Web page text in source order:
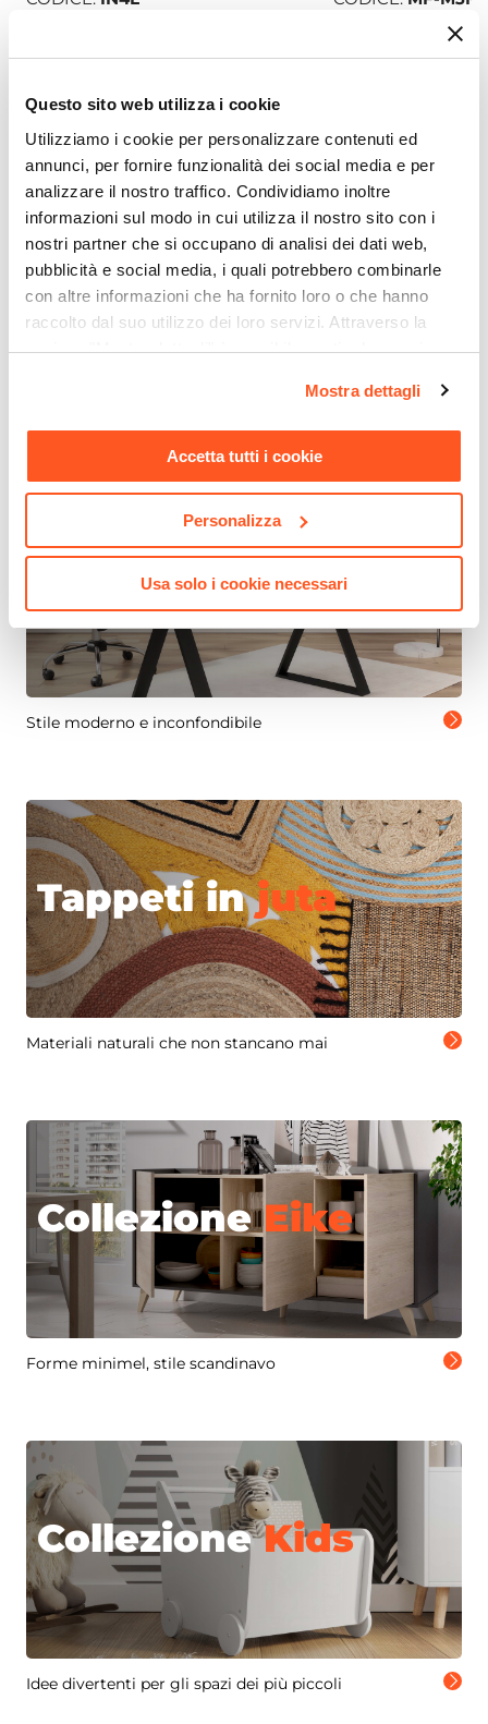
Questo sito web utilizza i cookie
Utilizziamo i cookie per personalizzare contenuti ed
annunci, per fornire funzionalità dei social media e per
analizzare il nostro traffico. Condividiamo inoltre
informazioni sul modo in cui utilizza il nostro sito con i
nostri partner che si occupano di analisi dei dati web,
pubblicità e social media, i quali potrebbero combinarle
con altre informazioni che ha fornito loro o che hanno
raccolto dal suo utilizzo dei loro servizi. Attraverso la
sezione "Mostra dettagli" è possibile gestire le proprie
momento. Per maggiori informazioni si invita a leggere la
nostraCookie Policy.
Mostra dettagli
Accetta tutti i cookie
Personalizza
Usa solo i cookie necessari
Mobile porta tv
noce effetto
struttura in metallo
CARICA ALTRO
I prodotti che ami
Scopri le nostre collezioni dedicate
Collezione Masao
Stile moderno e inconfondibile
Tappeti in juta
Materiali naturali che non stancano mai
Collezione Eike
Forme minimel, stile scandinavo
CollezioneKids
Idee divertenti per gli spazi dei più piccoli